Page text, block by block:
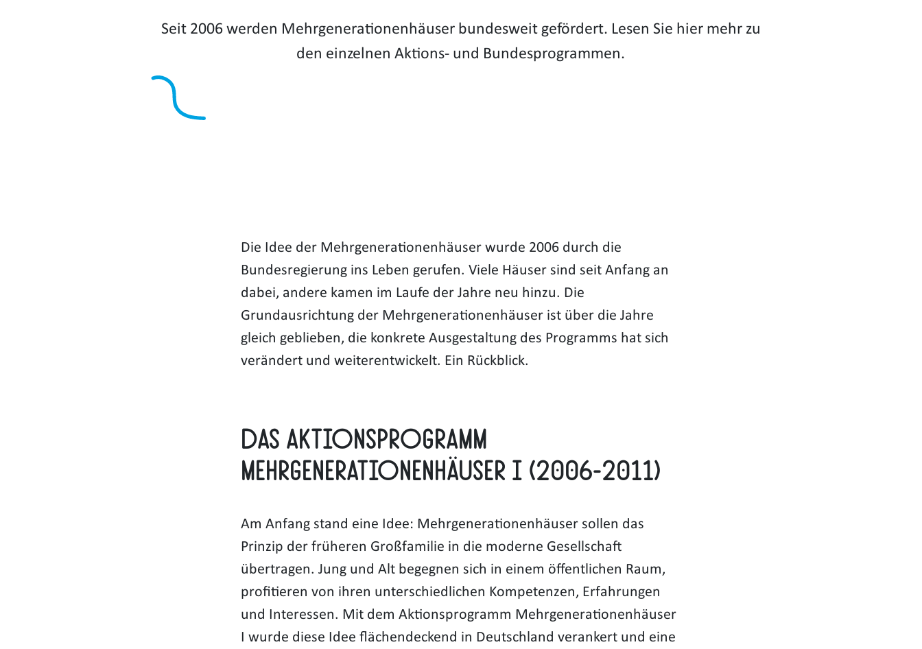
Seit 2006 werden Mehrgenerationenhäuser bundesweit gefördert. Lesen Sie hier mehr zu
den einzelnen Aktions- und Bundesprogrammen.
Die Idee der Mehrgenerationenhäuser wurde 2006 durch die
Bundesregierung ins Leben gerufen. Viele Häuser sind seit Anfang an
dabei, andere kamen im Laufe der Jahre neu hinzu. Die
Grundausrichtung der Mehrgenerationenhäuser ist über die Jahre
gleich geblieben, die konkrete Ausgestaltung des Programms hat sich
verändert und weiterentwickelt. Ein Rückblick.
Das Aktionsprogramm
Mehrgenerationenhäuser I (2006-2011)
Am Anfang stand eine Idee: Mehrgenerationenhäuser sollen das
Prinzip der früheren Großfamilie in die moderne Gesellschaft
übertragen. Jung und Alt begegnen sich in einem öffentlichen Raum,
profitieren von ihren unterschiedlichen Kompetenzen, Erfahrungen
und Interessen. Mit dem Aktionsprogramm Mehrgenerationenhäuser
I wurde diese Idee flächendeckend in Deutschland verankert und eine